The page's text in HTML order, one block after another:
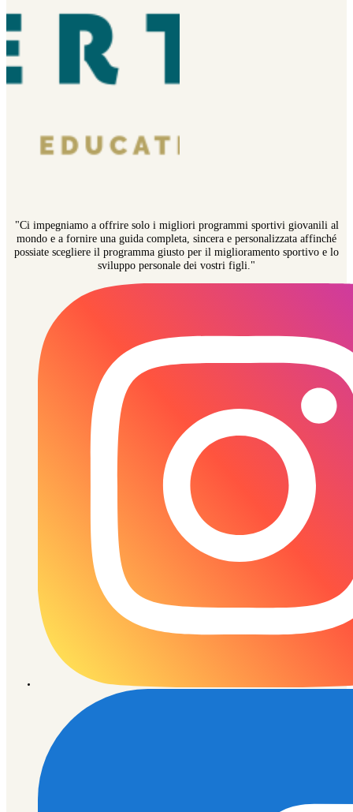
"Ci impegniamo a offrire solo i migliori programmi sportivi giovanili al
mondo e a fornire una guida completa, sincera e personalizzata affinché
possiate scegliere il programma giusto per il miglioramento sportivo e lo
sviluppo personale dei vostri figli."